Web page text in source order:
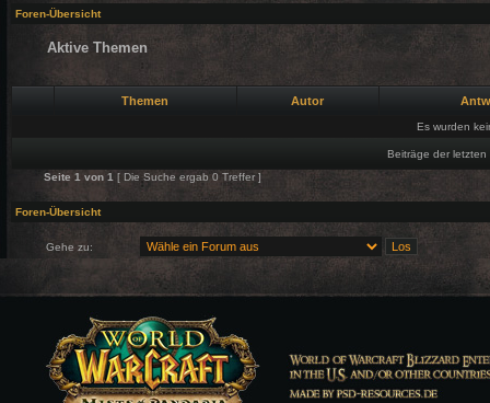
Foren-Übersicht
Aktive Themen
Themen Autor
Es wurden
Beiträge der
Seite 1 von 1 [ Die Suche ergab 0 Treffer ]
Foren-Übersicht
Gehe zu: